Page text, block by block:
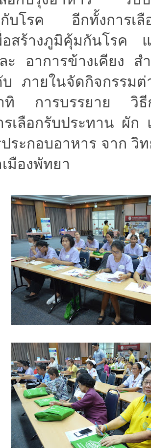
กับโรค อีกทั้งการเลื
สร้างภูมิคุ้มกันโรค แ
ะ อาการข้างเคียง ส
บ ภายในจัดกิจกรรม
การบรรยาย วิธีก
รเลือกรับประทาน ผัก
ระกอบอาหาร จาก วิ
มืองพัทยา